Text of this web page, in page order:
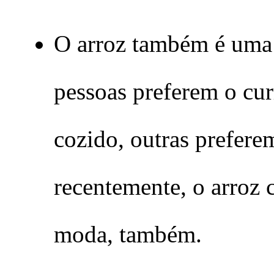
O arroz também é
pessoas preferem o
cozido, outras
recentemente, o arroz
moda, também.